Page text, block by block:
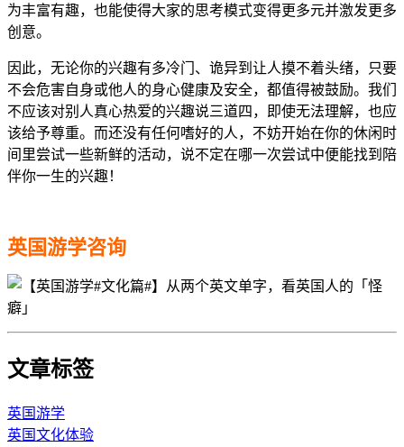
为丰富有趣，也能使得大家的思考模式变得更多元并激发更多
创意。
因此，无论你的兴趣有多冷门、诡异到让人摸不着头绪，只要
不会危害自身或他人的身心健康及安全，都值得被鼓励。我们
不应该对别人真心热爱的兴趣说三道四，即使无法理解，也应
该给予尊重。而还没有任何嗜好的人，不妨开始在你的休闲时
间里尝试一些新鲜的活动，说不定在哪一次尝试中便能找到陪
伴你一生的兴趣！
英国游学咨询
文章标签
英国游学
英国文化体验